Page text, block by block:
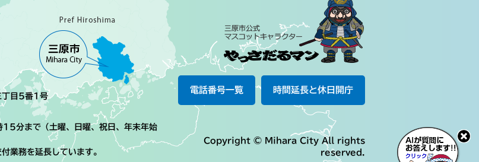
目5番1号
分まで（土曜、日曜、祝日、年末年始
業務を延長しています。
電話番号一覧 時間延長と休日開庁
Copyright © Mihara City All rights
reserved.